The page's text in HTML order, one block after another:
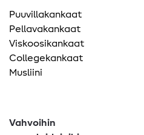
Puuvillakankaat
Pellavakankaat
Viskoosikankaat
Collegekankaat
Musliini
Vahvoihin